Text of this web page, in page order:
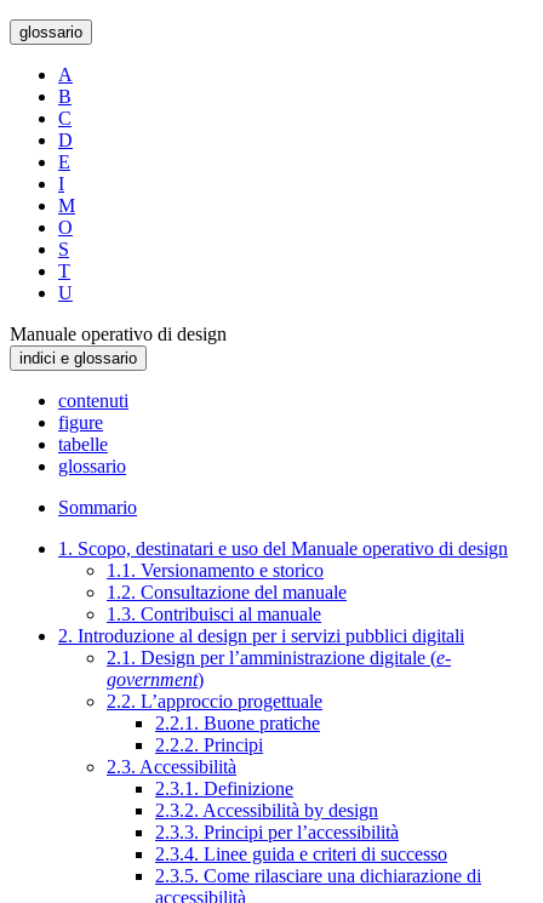
glossario
A
B
C
D
E
I
M
O
S
T
U
Manuale operativo di design
indici e glossario
contenuti
figure
tabelle
glossario
Sommario
1. Scopo, destinatari e uso del Manuale operativo di design
1.1. Versionamento e storico
1.2. Consultazione del manuale
1.3. Contribuisci al manuale
2. Introduzione al design per i servizi pubblici digitali
2.1. Design per l’amministrazione digitale (e-
government)
2.2. L’approccio progettuale
2.2.1. Buone pratiche
2.2.2. Principi
2.3. Accessibilità
2.3.1. Definizione
2.3.2. Accessibilità by design
2.3.3. Principi per l’accessibilità
2.3.4. Linee guida e criteri di successo
2.3.5. Come rilasciare una dichiarazione di
accessibilità